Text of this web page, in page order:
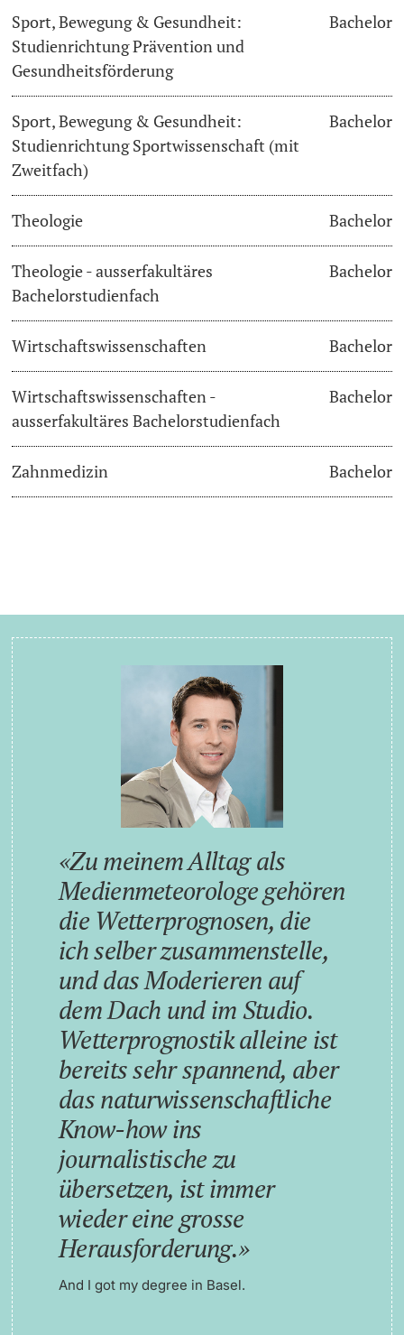
Sport, Bewegung & Gesundheit:
Studienrichtung Prävention und
Gesundheitsförderung
Bachelor
Sport, Bewegung & Gesundheit:
Studienrichtung Sportwissenschaft (mit
Zweitfach)
Bachelor
Theologie Bachelor
Theologie - ausserfakultäres
Bachelorstudienfach
Bachelor
Wirtschaftswissenschaften Bachelor
Wirtschaftswissenschaften -
ausserfakultäres Bachelorstudienfach
Bachelor
Zahnmedizin Bachelor
Zu meinem Alltag als
Medienmeteorologe gehören
die Wetterprognosen, die
ich selber zusammenstelle,
und das Moderieren auf
dem Dach und im Studio.
Wetterprognostik alleine ist
bereits sehr spannend, aber
das naturwissenschaftliche
Know-how ins
journalistische zu
übersetzen, ist immer
wieder eine grosse
Herausforderung.
And I got my degree in Basel.